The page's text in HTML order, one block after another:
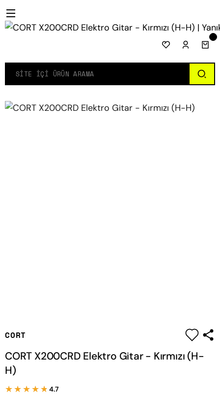
CORT
CORT X200CRD Elektro Gitar - Kırmızı (H-
H)
★★★★★
★★★★★ 4.7